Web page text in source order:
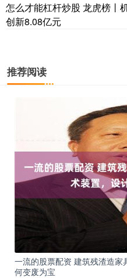
怎么才能杠杆炒股 龙虎榜丨
创新8.08亿元
推荐阅读
一流的股票配资 建筑残渣造
何变废为宝